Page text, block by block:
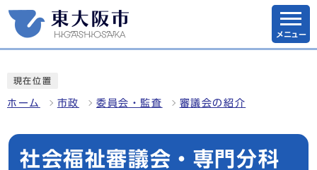
メニュー
現在位置
ホーム 市政 委員会・監査 審議会の紹介
社会福祉審議会・専門分科